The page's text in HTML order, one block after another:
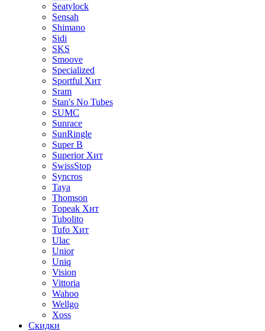
Seatylock
Sensah
Shimano
Sidi
SKS
Smoove
Specialized
Sportful Хит
Sram
Stan's No Tubes
SUMC
Sunrace
SunRingle
Super B
Superior Хит
SwissStop
Syncros
Taya
Thomson
Topeak Хит
Tubolito
Tufo Хит
Ulac
Unior
Uniq
Vision
Vittoria
Wahoo
Wellgo
Xoss
Скидки